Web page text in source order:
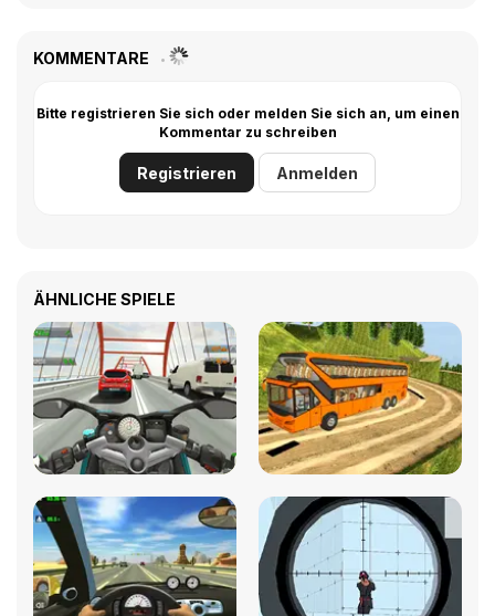
KOMMENTARE
Bitte registrieren Sie sich oder melden Sie sich an, um einen
Kommentar zu schreiben
Registrieren Anmelden
ÄHNLICHE SPIELE